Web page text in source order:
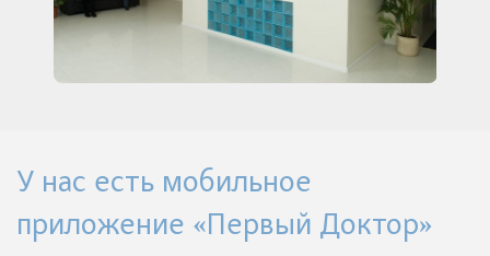
У нас есть мобильное
приложение «Первый Доктор»